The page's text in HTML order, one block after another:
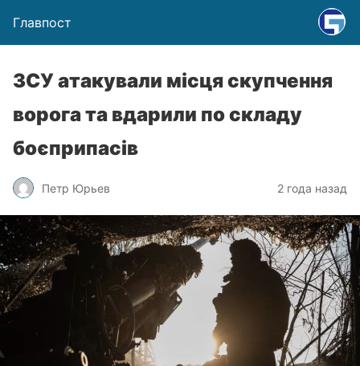
Главпост
ЗСУ атакували місця скупчення
ворога та вдарили по складу
боєприпасів
Петр Юрьев 2 года назад